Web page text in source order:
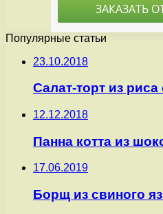
Популярные статьи
23.10.2018
Салат-торт из риса
12.12.2018
Панна котта из
17.06.2019
Борщ из свиного